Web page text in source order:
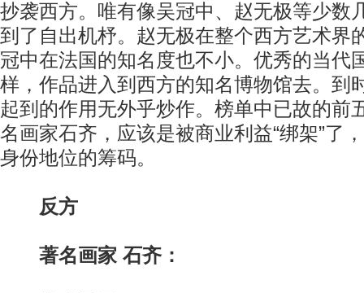
抄袭西方。唯有像吴冠中、赵无极等少数
到了自出机杼。赵无极在整个西方艺术界
冠中在法国的知名度也不小。优秀的当代
样，作品进入到西方的知名博物馆去。到
起到的作用无外乎炒作。榜单中已故的前
名画家石齐，应该是被商业利益“绑架”了
身份地位的筹码。
反方
著名画家 石齐：